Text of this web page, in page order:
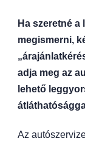
Ha szeretné
megismerni,
adja meg az
lehető
Az